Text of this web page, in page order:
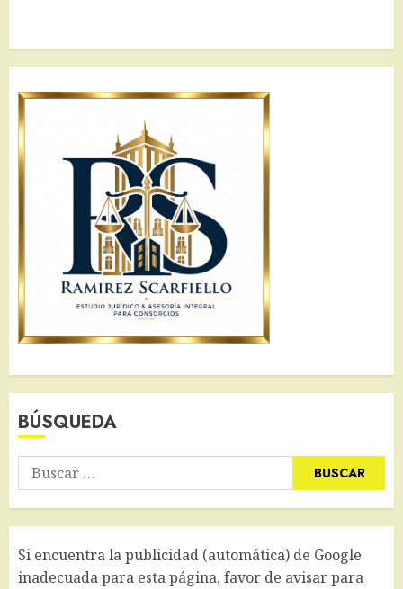
BÚSQUEDA
Buscar:
Si encuentra la publicidad (automática) de Google
inadecuada para esta página, favor de avisar para